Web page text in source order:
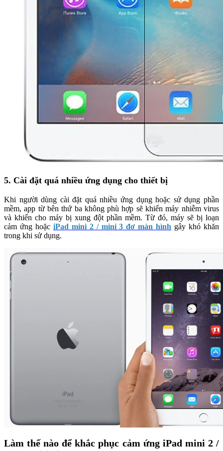
5. Cài đặt quá nhiều ứng dụng cho thiết bị
Khi người dùng cài đặt quá nhiều ứng dụng hoặc sử dụng phần
mềm, app từ bên thứ ba không phù hợp sẽ khiến máy nhiễm virus
và khiến cho máy bị xung đột phần mềm. Từ đó, máy sẽ bị loạn
cảm ứng hoặc iPad mini 2 / mini 3 đơ màn hình gây khó khăn
trong khi sử dụng.
Làm thế nào để khắc phục cảm ứng iPad mini 2 /